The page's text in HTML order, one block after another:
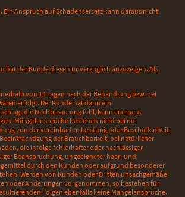
Ein Anspruch auf Schadensersatz kann daraus nicht
hat der Kunde diesen unverzüglich anzuzeigen. Als
von 14 Tagen nach der Behandlung bzw. bei
erfolgt. Der Kunde hat dann ein
die Nachbesserung fehl, kann er erneut
Mängelansprüche bestehen nicht bei nur
von der vereinbarten Leistung oder Beschaffenheit,
der Brauchbarkeit, bei natürlicher
die infolge fehlerhafter oder nachlässiger
Beanspruchung, ungeeigneter haar- und
durch den Kunden oder aufgrund besonderer
Werden von Kunden oder Dritten unsachgemäße
oder Änderungen vorgenommen, so bestehen für
Folgen ebenfalls keine Mängelansprüche.